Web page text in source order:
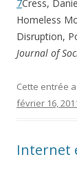
7Cress,
Homeless
Disruption,
Journal of
Cette entrée
février 16,
Internet